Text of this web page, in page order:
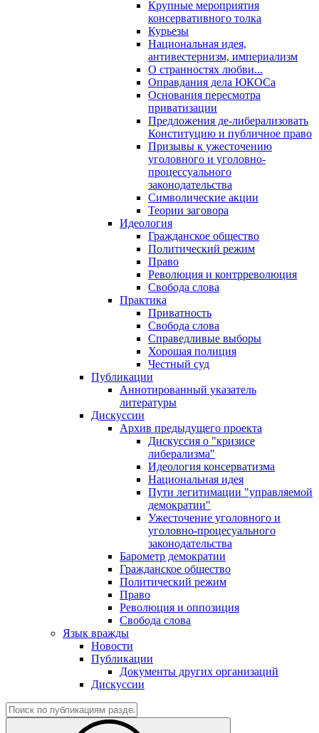
Крупные мероприятия
консервативного толка
Курьезы
Национальная идея,
антивестернизм, империализм
О странностях любви...
Оправдания дела ЮКОСа
Основания пересмотра
приватизации
Предложения де-либерализовать
Конституцию и публичное право
Призывы к ужесточению
уголовного и уголовно-
процессуального
законодательства
Символические акции
Теории заговора
Идеология
Гражданское общество
Политический режим
Право
Революция и контрреволюция
Свобода слова
Практика
Приватность
Свобода слова
Справедливые выборы
Хорошая полиция
Честный суд
Публикации
Аннотированный указатель
литературы
Дискуссии
Архив предыдущего проекта
Дискуссия о "кризисе
либерализма"
Идеология консерватизма
Национальная идея
Пути легитимации "управляемой
демократии"
Ужесточение уголовного и
уголовно-процесуального
законодательства
Барометр демократии
Гражданское общество
Политический режим
Право
Революция и оппозиция
Свобода слова
Язык вражды
Новости
Публикации
Документы других организаций
Дискуссии